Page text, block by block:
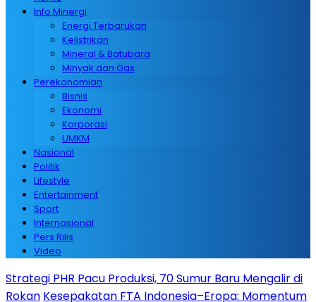
Info Minergi
Energi Terbarukan
Kelistrikan
Mineral & Batubara
Minyak dan Gas
Perekonomian
Bisnis
Ekonomi
Korporasi
UMKM
Nasional
Politik
Lifestyle
Entertainment
Sport
Internasional
Pers Rilis
Video
Strategi PHR Pacu Produksi, 70 Sumur Baru Mengalir di
Rokan Kesepakatan FTA Indonesia–Eropa: Momentum